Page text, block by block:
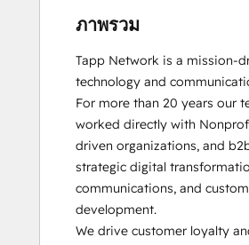
Digital
ภาพรวม
Tapp Network is a mission-
technology and
For more than 20 years our
worked directly with
driven organizations, and
strategic digital
communications, and
development.
We drive customer loyalty